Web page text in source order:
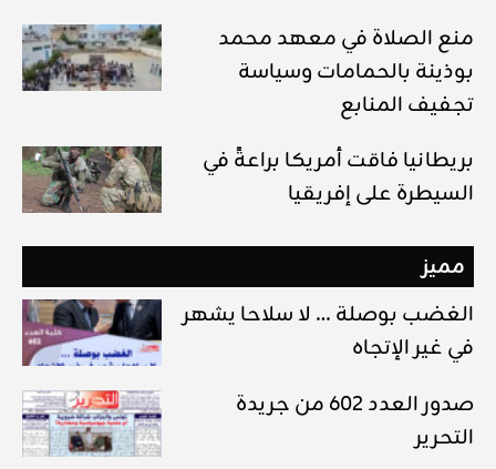
منع الصلاة في معهد محمد
بوذينة بالحمامات وسياسة
تجفيف المنابع
بريطانيا فاقت أمريكا براعةً في
السيطرة على إفريقيا
مميز
الغضب بوصلة … لا سلاحا يشهر
في غير الإتجاه
صدور العدد 602 من جريدة
التحرير